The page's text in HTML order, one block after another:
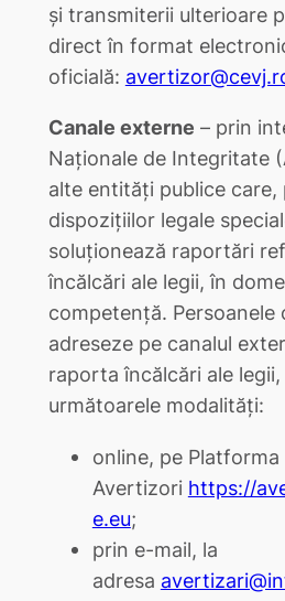
și transmiterii ulterioare
direct în format
oficială:
Canale externe – prin
Naționale de Integritate
alte entități publice
dispoziţiilor legale
soluționează raportări
încălcări ale legii, în
competență. Persoanele
adreseze pe canalul
raporta încălcări ale
următoarele modalități:
online, pe Platforma
Avertizori https://
e.eu;
prin e-mail, la
adresa